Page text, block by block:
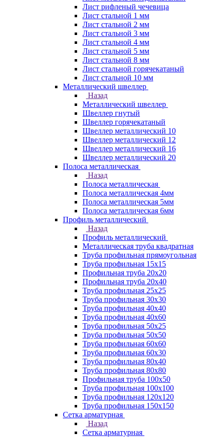
Лист рифленый чечевица
Лист стальной 1 мм
Лист стальной 2 мм
Лист стальной 3 мм
Лист стальной 4 мм
Лист стальной 5 мм
Лист стальной 8 мм
Лист стальной горячекатаный
Лист стальной 10 мм
Металлический швеллер
Назад
Металлический швеллер
Швеллер гнутый
Швеллер горячекатаный
Швеллер металлический 10
Швеллер металлический 12
Швеллер металлический 16
Швеллер металлический 20
Полоса металлическая
Назад
Полоса металлическая
Полоса металлическая 4мм
Полоса металлическая 5мм
Полоса металлическая 6мм
Профиль металлический
Назад
Профиль металлический
Металлическая труба квадратная
Труба профильная прямоугольная
Труба профильная 15х15
Профильная труба 20х20
Профильная труба 20х40
Труба профильная 25х25
Труба профильная 30x30
Труба профильная 40х40
Труба профильная 40х60
Труба профильная 50х25
Труба профильная 50х50
Труба профильная 60x60
Труба профильная 60х30
Труба профильная 80х40
Труба профильная 80х80
Профильная труба 100х50
Труба профильная 100х100
Труба профильная 120х120
Труба профильная 150х150
Сетка арматурная
Назад
Сетка арматурная